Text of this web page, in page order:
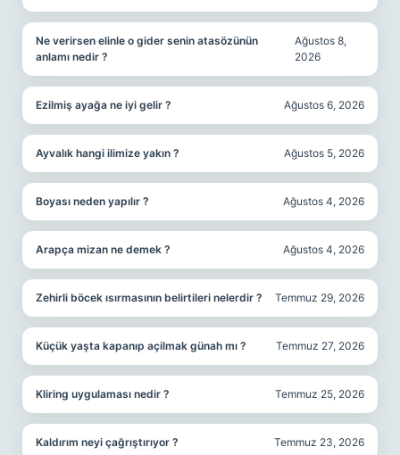
Ne verirsen elinle o gider senin atasözünün
anlamı nedir ?
Ağustos 8,
2026
Ezilmiş ayağa ne iyi gelir ? Ağustos 6, 2026
Ayvalık hangi ilimize yakın ? Ağustos 5, 2026
Boyası neden yapılır ? Ağustos 4, 2026
Arapça mizan ne demek ? Ağustos 4, 2026
Zehirli böcek ısırmasının belirtileri nelerdir ? Temmuz 29, 2026
Küçük yaşta kapanıp açilmak günah mı ? Temmuz 27, 2026
Kliring uygulaması nedir ? Temmuz 25, 2026
Kaldırım neyi çağrıştırıyor ? Temmuz 23, 2026